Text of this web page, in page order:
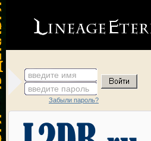
введите имя
введите пароль
Забыли пароль?